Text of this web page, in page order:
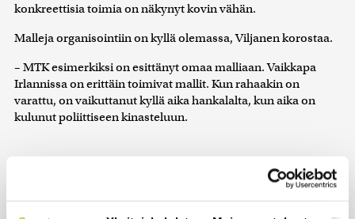
konkreettisia toimia on näkynyt kovin vähän.
Malleja organisointiin on kyllä olemassa, Viljanen korostaa.
– MTK esimerkiksi on esittänyt omaa malliaan. Vaikkapa
Irlannissa on erittäin toimivat mallit. Kun rahaakin on
varattu, on vaikuttanut kyllä aika hankalalta, kun aika on
kulunut poliittiseen kinasteluun.
heikennys ei käy, Eerikki Viljanen korostaa.
(Kuva: Pixabay)